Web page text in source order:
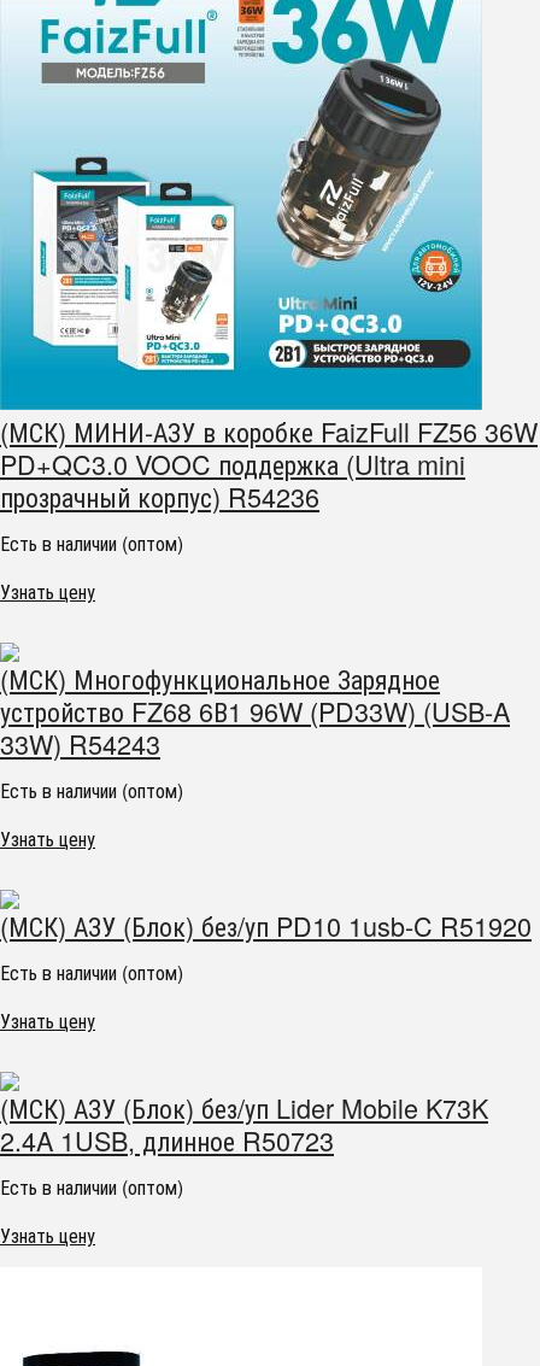
(МСК) МИНИ-АЗУ в коробке FaizFull FZ56 36W
PD+QC3.0 VOOC поддержка (Ultra mini
прозрачный корпус) R54236
Есть в наличии (оптом)
Узнать цену
(МСК) Многофункциональное Зарядное
устройство FZ68 6В1 96W (PD33W) (USB-A
33W) R54243
Есть в наличии (оптом)
Узнать цену
(МСК) АЗУ (Блок) без/уп PD10 1usb-C R51920
Есть в наличии (оптом)
Узнать цену
(МСК) АЗУ (Блок) без/уп Lider Mobile K73K
2.4A 1USB, длинное R50723
Есть в наличии (оптом)
Узнать цену